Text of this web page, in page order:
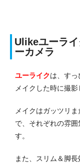
Ulikeユーラ
ーカメラ
ユーライクは、すっ
メイクした時に撮
メイクはガッツリ
で、それぞれの雰
す。
また、スリム＆脚